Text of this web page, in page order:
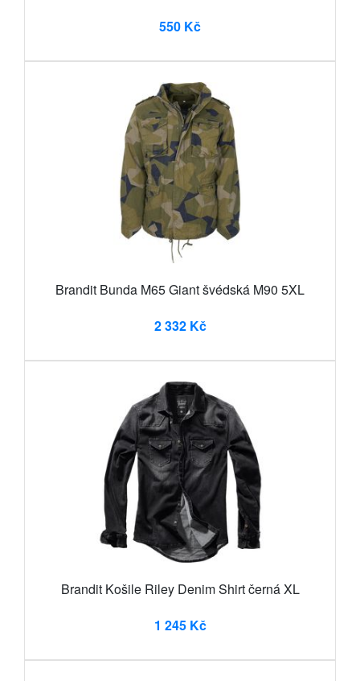
550 Kč
Brandit Bunda M65 Giant švédská M90 5XL
2 332 Kč
Brandit Košile Riley Denim Shirt černá XL
1 245 Kč